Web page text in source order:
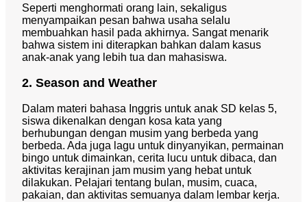
Seperti menghormati orang lain, sekaligus
menyampaikan pesan bahwa usaha selalu
membuahkan hasil pada akhirnya. Sangat menarik
bahwa sistem ini diterapkan bahkan dalam kasus
anak-anak yang lebih tua dan mahasiswa.
2. Season and Weather
Dalam materi bahasa Inggris untuk anak SD kelas 5,
siswa dikenalkan dengan kosa kata yang
berhubungan dengan musim yang berbeda yang
berbeda. Ada juga lagu untuk dinyanyikan, permainan
bingo untuk dimainkan, cerita lucu untuk dibaca, dan
aktivitas kerajinan jam musim yang hebat untuk
dilakukan. Pelajari tentang bulan, musim, cuaca,
pakaian, dan aktivitas semuanya dalam lembar kerja.